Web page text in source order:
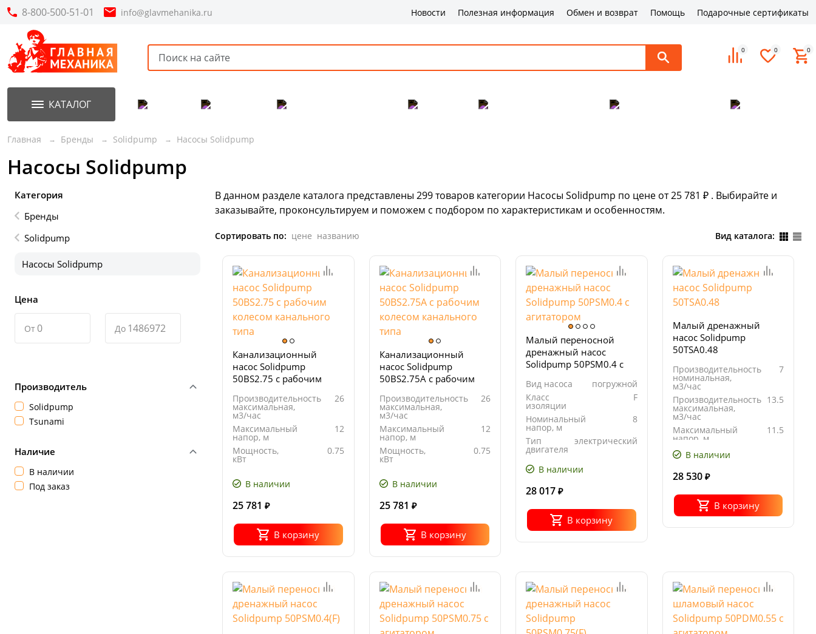
8-800-500-51-01 info@glavmehanika.ru Новости Полезная информация Обмен и возврат Помощь Подарочные сертификаты
0 0 0
КАТАЛОГ
Главная Бренды Solidpump Насосы Solidpump
Насосы Solidpump
Категория
Бренды
Solidpump
Насосы Solidpump
Цена
От До
Производитель
Solidpump
Tsunami
Наличие
В наличии
Под заказ
В данном разделе каталога представлены 299товаров категории Насосы Solidpump по цене от 25 781 ₽ . Выбирайте и
заказывайте, проконсультируем и поможем с подбором по характеристикам и особенностям.
Сортировать по: цене названию Вид каталога:
Канализационный
насос Solidpump
50BS2.75 с рабочим
типа
Производительность
максимальная,
м3/час
26
Максимальный
напор, м
12
Мощность,
кВт
0.75
В
В наличии
25 781 ₽
В корзину
Канализационный
насос Solidpump
50BS2.75A с рабочим
типа
Производительность
максимальная,
м3/час
26
Максимальный
напор, м
12
Мощность,
кВт
0.75
В
В наличии
25 781 ₽
В корзину
Малый переносной
дренажный насос
Solidpump 50PSM0.4 с
Вид насоса
погружной
Класс
изоляции
F
Номинальный
напор, м
8
Тип
двигателя
электрический
В наличии
28 017 ₽
В корзину
Малый дренажный
насос Solidpump
50TSA0.48
Производительность
номинальная,
м3/час
7
Производительность
максимальная,
м3/час
13.5
Максимальный
напор, м
11.5
Мощность,
кВтВ наличии
28 530 ₽
В корзину